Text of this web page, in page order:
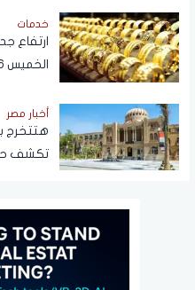
خدمات
ارتفاع
الخميس 6 أغسطس 2026
أخبار مصر
تكشف